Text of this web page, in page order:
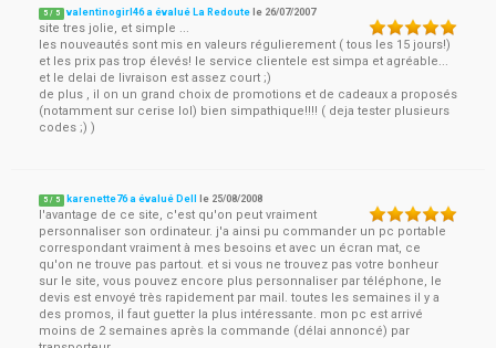
5 / 5 valentinogirl46 a évalué La Redoute le 26/07/2007
site tres jolie, et simple ...
les nouveautés sont mis en valeurs régulierement ( tous les 15 jours!)
et les prix pas trop élevés! le service clientele est simpa et agréable...
et le delai de livraison est assez court ;)
de plus , il on un grand choix de promotions et de cadeaux a proposés
(notamment sur cerise lol) bien simpathique!!!! ( deja tester plusieurs
codes ;) )
5 / 5 karenette76 a évalué Dell le 25/08/2008
l'avantage de ce site, c'est qu'on peut vraiment
personnaliser son ordinateur. j'a ainsi pu commander un pc portable
correspondant vraiment à mes besoins et avec un écran mat, ce
qu'on ne trouve pas partout. et si vous ne trouvez pas votre bonheur
sur le site, vous pouvez encore plus personnaliser par téléphone, le
devis est envoyé très rapidement par mail. toutes les semaines il y a
des promos, il faut guetter la plus intéressante. mon pc est arrivé
moins de 2 semaines après la commande (délai annoncé) par